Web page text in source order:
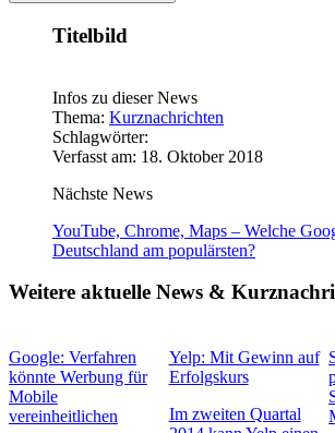
Titelbild
Infos zu dieser News
Thema: Kurznachrichten
Schlagwörter:
Verfasst am: 18. Oktober 2018
Nächste News
YouTube, Chrome, Maps – Welche
Deutschland am populärsten?
Weitere aktuelle News &
Google: Verfahren
könnte Werbung für
Mobile
vereinheitlichen
Yelp: Mit Gewinn auf
Erfolgskurs
Im zweiten Quartal